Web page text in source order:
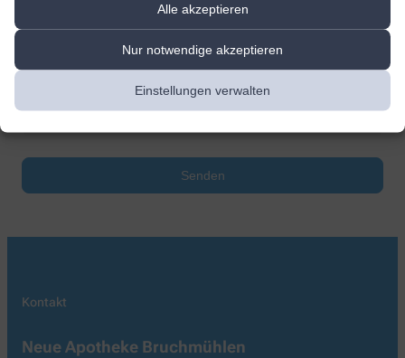
Alle akzeptieren
Nur notwendige akzeptieren
Einstellungen verwalten
folgendem Link:Datenschutz.
Sind Sie ein Mensch? Dann wählen Sie bitte
Kontakt
Neue Apotheke Bruchmühlen